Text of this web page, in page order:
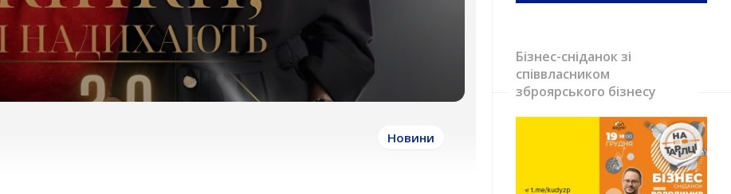
Новини
Бізнес-сніданок зі
співвласником
зброярського бізнесу